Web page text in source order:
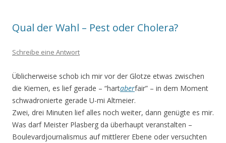
Qual der Wahl – Pest oder Cholera?
Schreibe eine Antwort
Üblicherweise schob ich mir vor der Glotze etwas zwischen
die Kiemen, es lief gerade – “hartaberfair” – in dem Moment
schwadronierte gerade U-mi Altmeier.
Zwei, drei Minuten lief alles noch weiter, dann genügte es mir.
Was darf Meister Plasberg da überhaupt veranstalten –
Boulevardjournalismus auf mittlerer Ebene oder versuchten